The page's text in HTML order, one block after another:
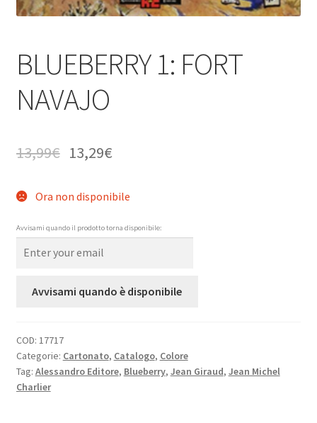
BLUEBERRY 1: FORT
NAVAJO
13,99€ 13,29€
Ora non disponibile
Avvisami quando il prodotto torna disponibile:
Avvisami quando è disponibile
COD: 17717
Categorie: Cartonato, Catalogo, Colore
Tag: Alessandro Editore, Blueberry, Jean Giraud, Jean Michel
Charlier